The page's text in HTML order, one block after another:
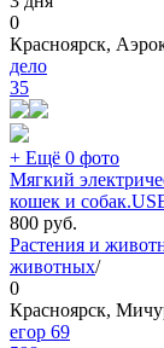
0
Красноярск,
дело
35
+ Ещё 0 фото
Мягкий
кошек и
800 руб.
Растения и
животных/
0
Красноярск,
егор 69